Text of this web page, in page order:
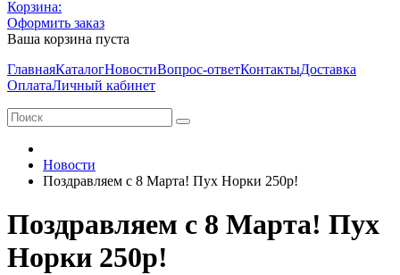
Корзина:
Оформить заказ
Ваша корзина пуста
ГлавнаяКаталогНовостиВопрос-ответКонтактыДоставка
ОплатаЛичный кабинет
Новости
Поздравляем с 8 Марта! Пух Норки 250р!
Поздравляем с 8 Марта! Пух
Норки 250р!